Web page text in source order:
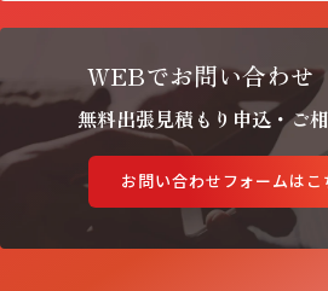
WEBでお問い合わせ
無料出張見積もり申込・ご
お問い合わせフォームはこ